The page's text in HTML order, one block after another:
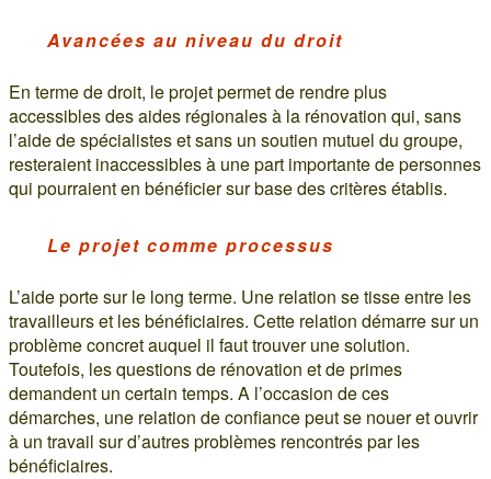
Avancées au niveau du droit
En terme de droit, le projet permet de rendre plus
accessibles des aides régionales à la rénovation qui, sans
l’aide de spécialistes et sans un soutien mutuel du groupe,
resteraient inaccessibles à une part importante de personnes
qui pourraient en bénéficier sur base des critères établis.
Le projet comme processus
L’aide porte sur le long terme. Une relation se tisse entre les
travailleurs et les bénéficiaires. Cette relation démarre sur un
problème concret auquel il faut trouver une solution.
Toutefois, les questions de rénovation et de primes
demandent un certain temps. A l’occasion de ces
démarches, une relation de confiance peut se nouer et ouvrir
à un travail sur d’autres problèmes rencontrés par les
bénéficiaires.